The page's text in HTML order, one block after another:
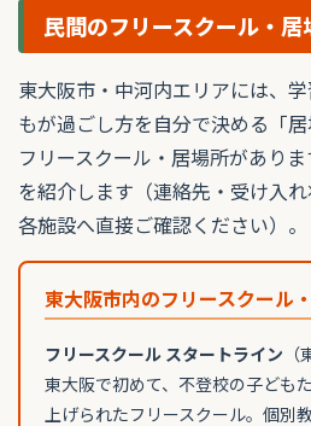
民間のフリースクール・
東大阪市・中河内エリアには、
もが過ごし方を自分で決める「
フリースクール・居場所があり
を紹介します（連絡先・受け入
各施設へ直接ご確認ください）。
東大阪市内のフリースクール
フリースクール スタートライン
東大阪で初めて、不登校の子ども
上げられたフリースクール。個別